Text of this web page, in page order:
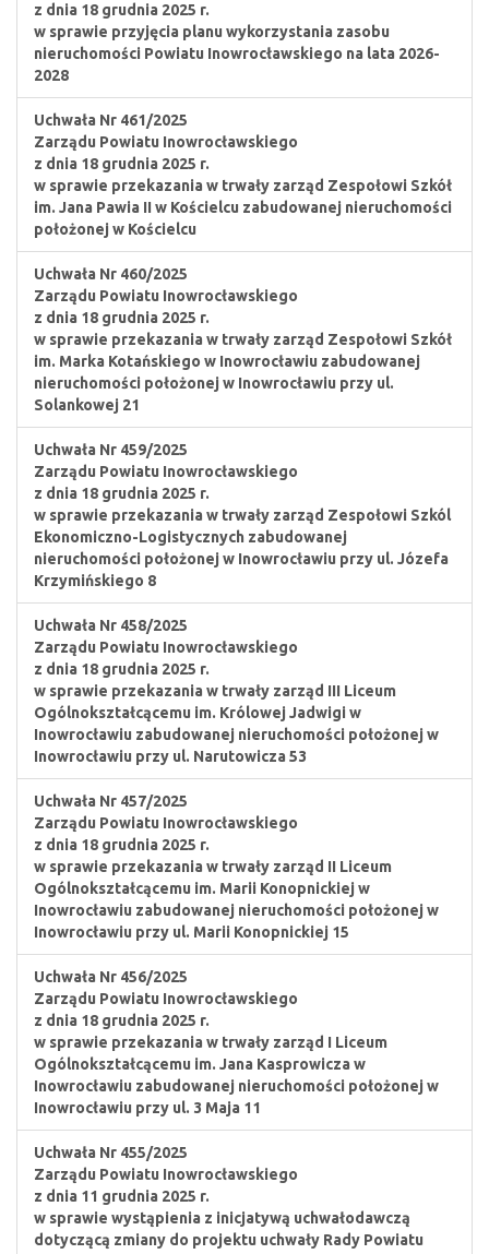
z dnia 18 grudnia 2025 r.
w sprawie przyjęcia planu wykorzystania zasobu
nieruchomości Powiatu Inowrocławskiego na lata 2026-
2028
Uchwała Nr 461/2025
Zarządu Powiatu Inowrocławskiego
z dnia 18 grudnia 2025 r.
w sprawie przekazania w trwały zarząd Zespołowi Szkół
im. Jana Pawia II w Kościelcu zabudowanej nieruchomości
położonej w Kościelcu
Uchwała Nr 460/2025
Zarządu Powiatu Inowrocławskiego
z dnia 18 grudnia 2025 r.
w sprawie przekazania w trwały zarząd Zespołowi Szkół
im. Marka Kotańskiego w Inowrocławiu zabudowanej
nieruchomości położonej w Inowrocławiu przy ul.
Solankowej 21
Uchwała Nr 459/2025
Zarządu Powiatu Inowrocławskiego
z dnia 18 grudnia 2025 r.
w sprawie przekazania w trwały zarząd Zespołowi Szkól
Ekonomiczno-Logistycznych zabudowanej
nieruchomości położonej w Inowrocławiu przy ul. Józefa
Krzymińskiego 8
Uchwała Nr 458/2025
Zarządu Powiatu Inowrocławskiego
z dnia 18 grudnia 2025 r.
w sprawie przekazania w trwały zarząd III Liceum
Ogólnokształcącemu im. Królowej Jadwigi w
Inowrocławiu zabudowanej nieruchomości położonej w
Inowrocławiu przy ul. Narutowicza 53
Uchwała Nr 457/2025
Zarządu Powiatu Inowrocławskiego
z dnia 18 grudnia 2025 r.
w sprawie przekazania w trwały zarząd II Liceum
Ogólnokształcącemu im. Marii Konopnickiej w
Inowrocławiu zabudowanej nieruchomości położonej w
Inowrocławiu przy ul. Marii Konopnickiej 15
Uchwała Nr 456/2025
Zarządu Powiatu Inowrocławskiego
z dnia 18 grudnia 2025 r.
w sprawie przekazania w trwały zarząd I Liceum
Ogólnokształcącemu im. Jana Kasprowicza w
Inowrocławiu zabudowanej nieruchomości położonej w
Inowrocławiu przy ul. 3 Maja 11
Uchwała Nr 455/2025
Zarządu Powiatu Inowrocławskiego
z dnia 11 grudnia 2025 r.
w sprawie wystąpienia z inicjatywą uchwałodawczą
dotyczącą zmiany do projektu uchwały Rady Powiatu